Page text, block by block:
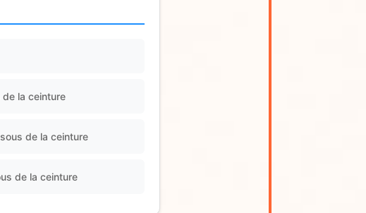
la ceinture
de la ceinture
de la ceinture